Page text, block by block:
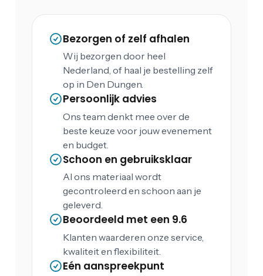
Bezorgen of zelf afhalen
Wij bezorgen door heel
Nederland, of haal je bestelling zelf
op in Den Dungen.
Persoonlijk advies
Ons team denkt mee over de
beste keuze voor jouw evenement
en budget.
Schoon en gebruiksklaar
Al ons materiaal wordt
gecontroleerd en schoon aan je
geleverd.
Beoordeeld met een 9.6
Klanten waarderen onze service,
kwaliteit en flexibiliteit.
Eén aanspreekpunt